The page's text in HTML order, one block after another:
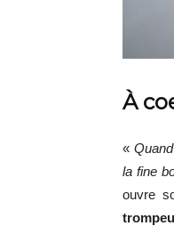
À
«
la fine
ouvre